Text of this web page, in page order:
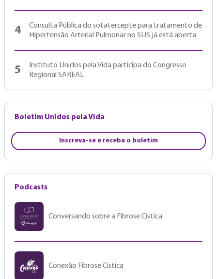
4
Consulta Pública do sotatercepte para tratamento de
Hipertensão Arterial Pulmonar no SUS já está aberta
5
Instituto Unidos pela Vida participa do Congresso
Regional SAREAL
Boletim Unidos pela Vida
Inscreva-se e receba o boletim
Podcasts
Conversando sobre a Fibrose Cística
Conexão Fibrose Cística